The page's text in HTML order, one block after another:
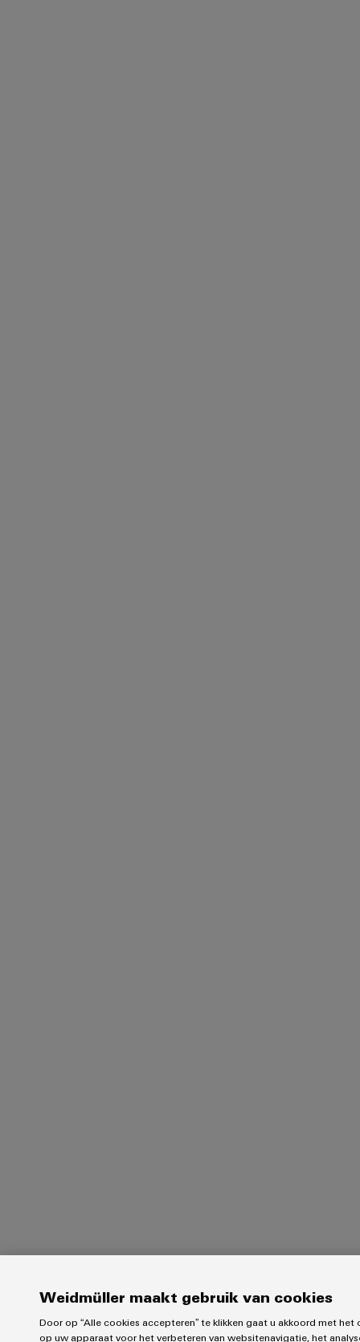
Weidmüller maakt gebruik van cookies
Door op “Alle cookies accepteren” te klikken gaat u akkoord met het
op uw apparaat voor het verbeteren van websitenavigatie, het